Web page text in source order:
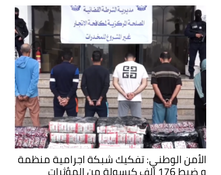
الأمن الوطني: تفكيك شبكة اجرامية منظمة